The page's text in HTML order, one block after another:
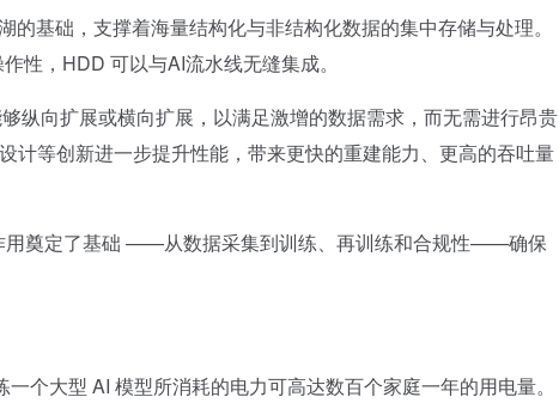
基础，支撑着海量结构化与非结构化数据的集中存储与处理。
性，HDD 可以与AI流水线无缝集成。
向扩展或横向扩展，以满足激增的数据需求，而无需进行昂贵
计等创新进一步提升性能，带来更快的重建能力、更高的吞吐量
奠定了基础 ——从数据采集到训练、再训练和合规性——确保
大型 AI 模型所消耗的电力可高达数百个家庭一年的用电量。